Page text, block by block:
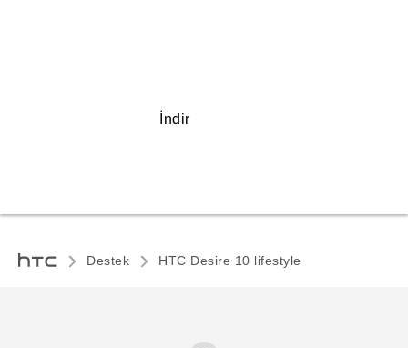
İndir
Destek HTC Desire 10 lifestyle‎